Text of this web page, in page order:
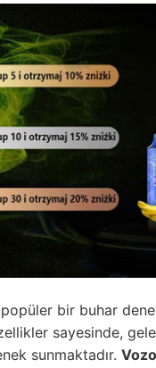
bir buhar
sayesinde,
sunmaktadır.